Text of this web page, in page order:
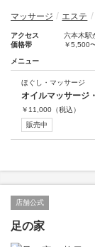
マッサージ エステ
アクセス
六本木駅
価格帯
￥5,500
メニュー
ほぐし・マッサージ
オイルマッサージ
￥ 11,000 （税込）
販売中
店舗公式
足の家